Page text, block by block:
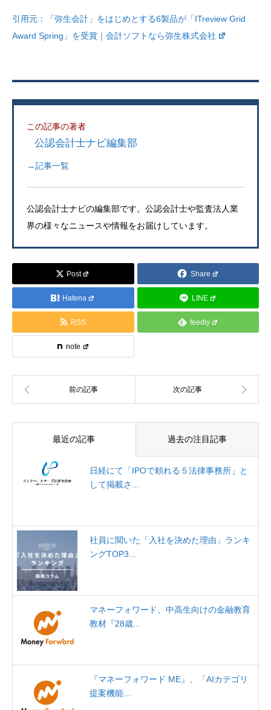
引用元：
「弥生会計」をはじめとする6製品が「ITreview Grid
Award Spring」を受賞｜会計ソフトなら弥生株式会社
この記事の著者
公認会計士ナビ編集部
→記事一覧
公認会計士ナビの編集部です。公認会計士や監査法人業
界の様々なニュースや情報をお届けしています。
Post Share
Hatena LINE
RSS feedly
note
最近の記事 過去の注目記事
日経にて「IPOで頼れる５法律事務所」と
して掲載さ...
社員に聞いた「入社を決めた理由」ランキ
ングTOP3...
マネーフォワード、中高生向けの金融教育
教材『28歳...
『マネーフォワード ME』、「AIカテゴリ
提案機能...